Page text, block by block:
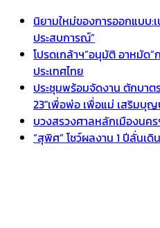
นิยามใหม่ของการออกแบบ:
ประสบการณ์”
โปรดเกล้าฯ”อนุมัติ อาหมัด
ประเทศไทย
ประชุมพร้อมจัดงาน ตักบาต
23″เพื่อพ่อ เพื่อแม่ เสริมบุญ
บวงสรวงศาลหลักเมืองนค
“สุพิศ” โชว์ผลงาน 1 ปีลั่นเ